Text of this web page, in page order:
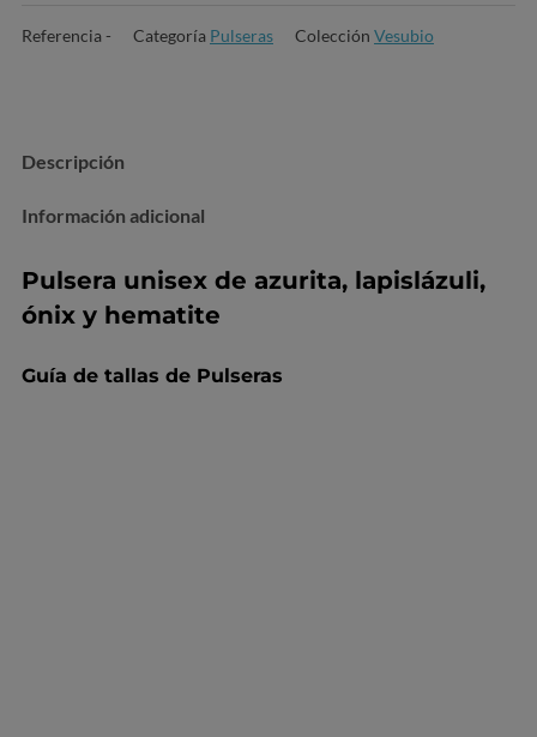
Referencia - Categoría Pulseras Colección Vesubio
Descripción
Información adicional
Pulsera unisex de azurita, lapislázuli,
ónix y hematite
Guía de tallas de Pulseras